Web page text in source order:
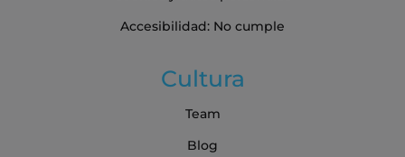
Accesibilidad: No cumple
Cultura
Team
Blog